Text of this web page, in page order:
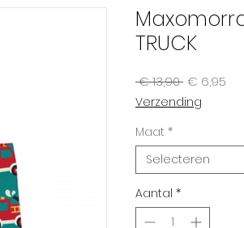
TRUCK
€ 13,90 Normale
prijs
€ 6,95
Verzending
Maat *
Selecteren
Aantal *